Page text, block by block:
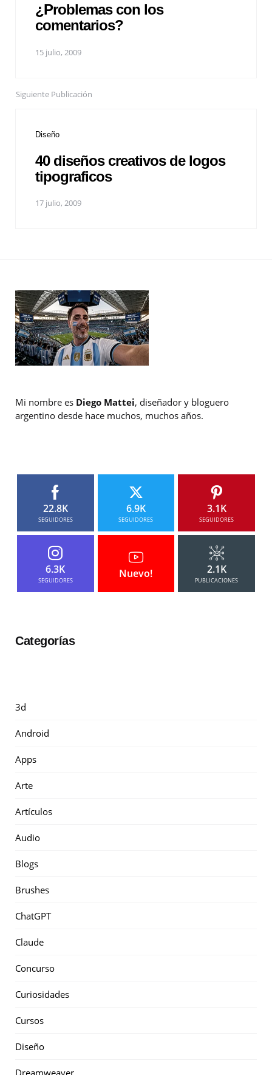
¿Problemas con los
comentarios?
15 julio, 2009
Siguiente Publicación
Diseño
40 diseños creativos de logos
tipograficos
17 julio, 2009
Mi nombre es Diego Mattei, diseñador y bloguero
argentino desde hace muchos, muchos años.
22.8K
SEGUIDORES
6.9K
SEGUIDORES
3.1K
SEGUIDORES
6.3K
SEGUIDORES
Nuevo! 2.1K
PUBLICACIONES
Categorías
3d
Android
Apps
Arte
Artículos
Audio
Blogs
Brushes
ChatGPT
Claude
Concurso
Curiosidades
Cursos
Diseño